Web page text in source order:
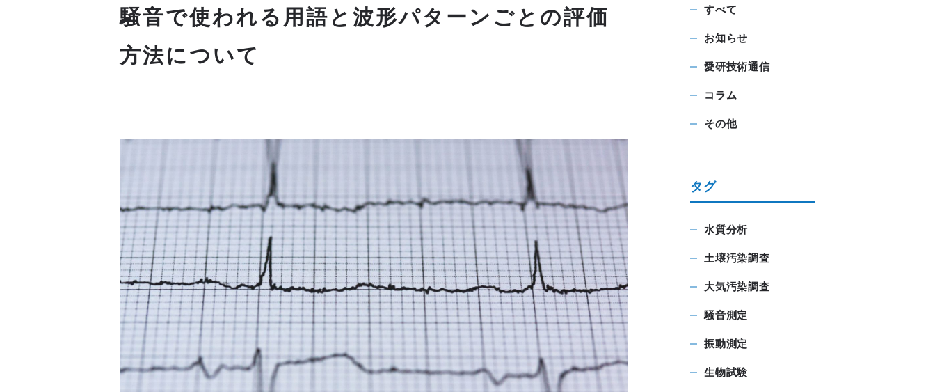
騒音で使われる用語と波形パターンごとの評価
方法について
すべて
お知らせ
愛研技術通信
コラム
その他
タグ
水質分析
土壌汚染調査
大気汚染調査
騒音測定
振動測定
生物試験